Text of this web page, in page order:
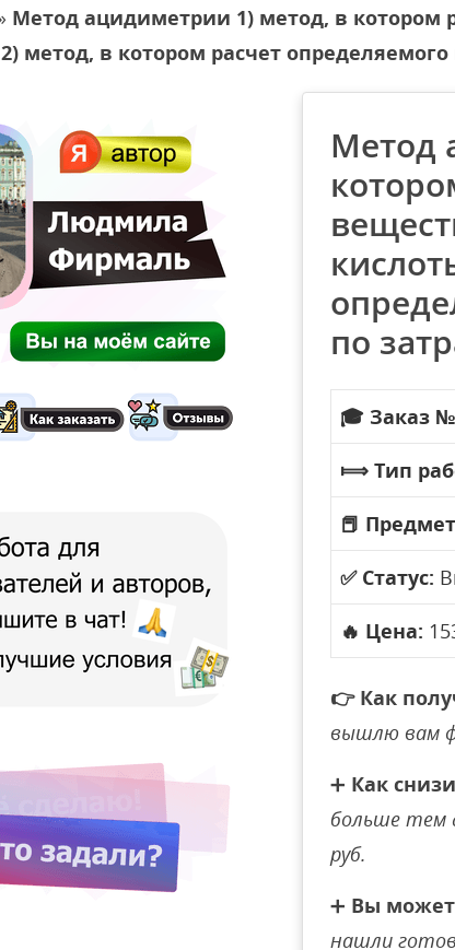
Метод ацидиметрии 1) метод, в котором
метод, в котором расчет
Метод
по
🎓 Заказ №
⟾ Тип
📕
✅ Статус:
🔥 Цена:
👉 Как
вышлю вам
➕ Как
больше тем
руб.
➕ Вы
нашли